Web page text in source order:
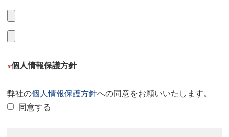
※個人情報保護方針
弊社の個人情報保護方針への同意をお願いいたします。
同意する